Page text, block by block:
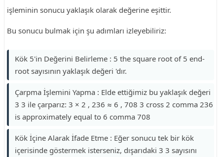
işleminin sonucu yaklaşık olarak değerine eşittir.
Bu sonucu bulmak için şu adımları izleyebiliriz:
Kök 5'in Değerini Belirleme : 5 the square root of 5 end-
root sayısının yaklaşık değeri 'dır.
Çarpma İşlemini Yapma : Elde ettiğimiz bu yaklaşık değeri
3 3 ile çarparız: 3 × 2 , 236 ≈ 6 , 708 3 cross 2 comma 236
is approximately equal to 6 comma 708
Kök İçine Alarak İfade Etme : Eğer sonucu tek bir kök
içerisinde göstermek isterseniz, dışarıdaki 3 3 sayısını